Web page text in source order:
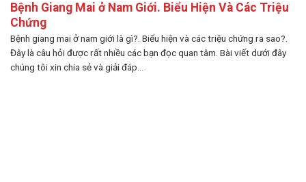
Bệnh Giang Mai ở Nam Giới. Biểu Hiện Và Các Triệu
Chứng
Bệnh giang mai ở nam giới là gì?. Biểu hiện và các triệu chứng ra sao?.
Đây là câu hỏi được rất nhiều các bạn đọc quan tâm. Bài viết dưới đây
chúng tôi xin chia sẻ và giải đáp...